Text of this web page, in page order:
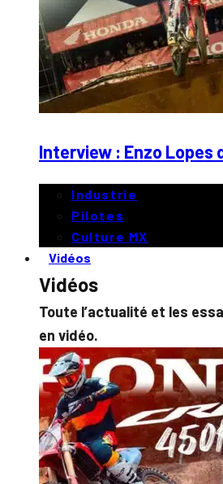
Interview : Enzo Lopes
Industrie
Pilotes
Culture MX
Vidéos
Vidéos
Toute l’actualité et les
en vidéo.